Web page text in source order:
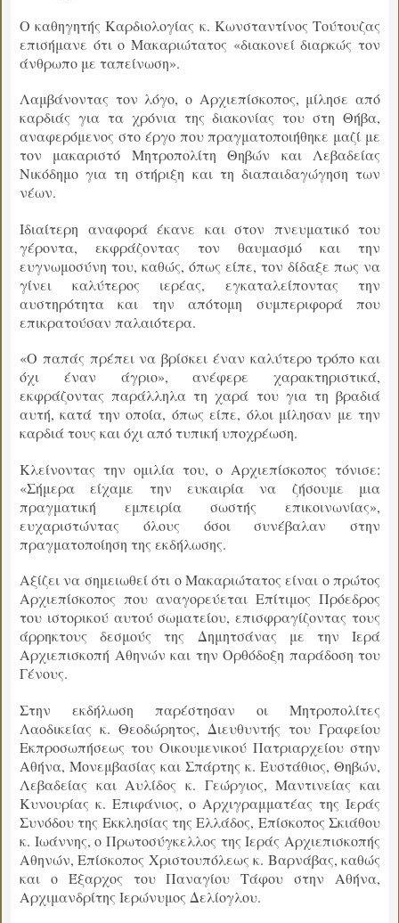
Ο καθηγητής Καρδιολογίας κ. Κωνσταντίνος Τούτουζας
επισήμανε ότι ο Μακαριώτατος «διακονεί διαρκώς τον
άνθρωπο με ταπείνωση».
Λαμβάνοντας τον λόγο, ο Αρχιεπίσκοπος, μίλησε από
καρδιάς για τα χρόνια της διακονίας του στη Θήβα,
αναφερόμενος στο έργο που πραγματοποιήθηκε μαζί με
τον μακαριστό Μητροπολίτη Θηβών και Λεβαδείας
Νικόδημο για τη στήριξη και τη διαπαιδαγώγηση των
νέων.
Ιδιαίτερη αναφορά έκανε και στον πνευματικό του
γέροντα, εκφράζοντας τον θαυμασμό και την
ευγνωμοσύνη του, καθώς, όπως είπε, τον δίδαξε πως να
γίνει καλύτερος ιερέας, εγκαταλείποντας την
αυστηρότητα και την απότομη συμπεριφορά που
επικρατούσαν παλαιότερα.
«Ο παπάς πρέπει να βρίσκει έναν καλύτερο τρόπο και
όχι έναν άγριο», ανέφερε χαρακτηριστικά,
εκφράζοντας παράλληλα τη χαρά του για τη βραδιά
αυτή, κατά την οποία, όπως είπε, όλοι μίλησαν με την
καρδιά τους και όχι από τυπική υποχρέωση.
Κλείνοντας την ομιλία του, ο Αρχιεπίσκοπος τόνισε:
«Σήμερα είχαμε την ευκαιρία να ζήσουμε μια
πραγματική εμπειρία σωστής επικοινωνίας»,
ευχαριστώντας όλους όσοι συνέβαλαν στην
πραγματοποίηση της εκδήλωσης.
Αξίζει να σημειωθεί ότι ο Μακαριώτατος είναι ο πρώτος
Αρχιεπίσκοπος που αναγορεύεται Επίτιμος Πρόεδρος
του ιστορικού αυτού σωματείου, επισφραγίζοντας τους
άρρηκτους δεσμούς της Δημητσάνας με την Ιερά
Αρχιεπισκοπή Αθηνών και την Ορθόδοξη παράδοση του
Γένους.
Στην εκδήλωση παρέστησαν οι Μητροπολίτες
Λαοδικείας κ. Θεοδώρητος, Διευθυντής του Γραφείου
Εκπροσωπήσεως του Οικουμενικού Πατριαρχείου στην
Αθήνα, Μονεμβασίας και Σπάρτης κ. Ευστάθιος, Θηβών,
Λεβαδείας και Αυλίδος κ. Γεώργιος, Μαντινείας και
Κυνουρίας κ. Επιφάνιος, ο Αρχιγραμματέας της Ιεράς
Συνόδου της Εκκλησίας της Ελλάδος, Επίσκοπος Σκιάθου
κ. Ιωάννης, ο Πρωτοσύγκελλος της Ιεράς Αρχιεπισκοπής
Αθηνών, Επίσκοπος Χριστουπόλεως κ. Βαρνάβας, καθώς
και ο Έξαρχος του Παναγίου Τάφου στην Αθήνα,
Αρχιμανδρίτης Ιερώνυμος Δελίογλου.